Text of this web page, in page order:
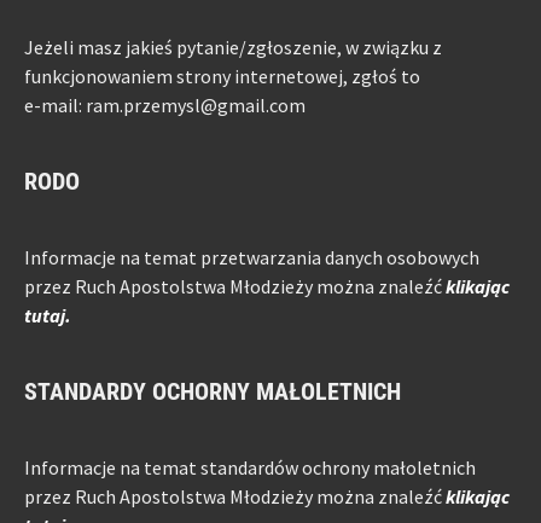
Jeżeli masz jakieś pytanie/zgłoszenie, w związku z
funkcjonowaniem strony internetowej, zgłoś to
e-mail: ram.przemysl@gmail.com
RODO
Informacje na temat przetwarzania danych osobowych
przez Ruch Apostolstwa Młodzieży można znaleźćklikając
tutaj.
STANDARDY OCHORNY MAŁOLETNICH
Informacje na temat standardów ochrony małoletnich
przez Ruch Apostolstwa Młodzieży można znaleźćklikając